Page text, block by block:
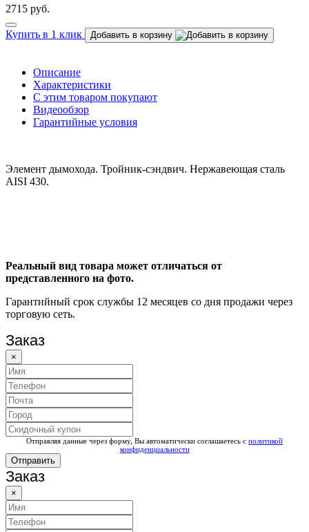
2715 руб.
Купить в 1 клик Добавить в корзину
Описание
Характеристики
С этим товаром покупают
Видеообзор
Гарантийные условия
Элемент дымохода. Тройник-сэндвич. Нержавеющая сталь
AISI 430.
Реальный вид товара может отличаться от
представленного на фото.
Гарантийный срок службы 12 месяцев со дня продажи через
торговую сеть.
Заказ
×
Отправляя данные через форму, Вы автоматически соглашаетесь с политикой
конфиденциальности
Отправить
Заказ
×